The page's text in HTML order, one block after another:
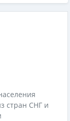
стран СНГ и